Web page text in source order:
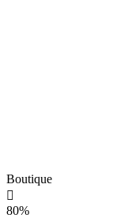
Boutique
80%